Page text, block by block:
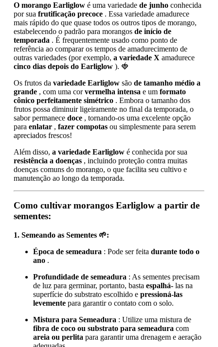
O morango Earliglow é uma variedade de junho conhecida
por sua frutificação precoce . Essa variedade amadurece
mais rápido do que quase todos os outros tipos de morango,
estabelecendo o padrão para morangos de início de
temporada . É frequentemente usado como ponto de
referência ao comparar os tempos de amadurecimento de
outras variedades (por exemplo, a variedade X amadurece
cinco dias depois do Earliglow ). 🍓
Os frutos da variedade Earliglow são de tamanho médio a
grande , com uma corvermelha intensa e um formato
cônico perfeitamente simétrico . Embora o tamanho dos
frutos possa diminuir ligeiramente no final da temporada, o
sabor permanece doce , tornando-os uma excelente opção
para enlatar , fazer compotas ou simplesmente para serem
apreciados frescos!
Além disso, a variedade Earliglow é conhecida por sua
resistência a doenças , incluindo proteção contra muitas
doenças comuns do morango, o que facilita seu cultivo e
manutenção ao longo da temporada.
Como cultivar morangos Earliglow a partir de
sementes:
1. Semeando as Sementes 🌱:
Época de semeadura : Pode ser feita durante todo o
ano .
Profundidade de semeadura : As sementes precisam
de luz para germinar, portanto, basta espalhá- las na
superfície do substrato escolhido e pressioná-las
levemente para garantir o contato com o solo.
Mistura para Semeadura : Utilize uma mistura de
fibra de coco ou substrato para semeadura com
areia ou perlita para garantir uma drenagem e aeração